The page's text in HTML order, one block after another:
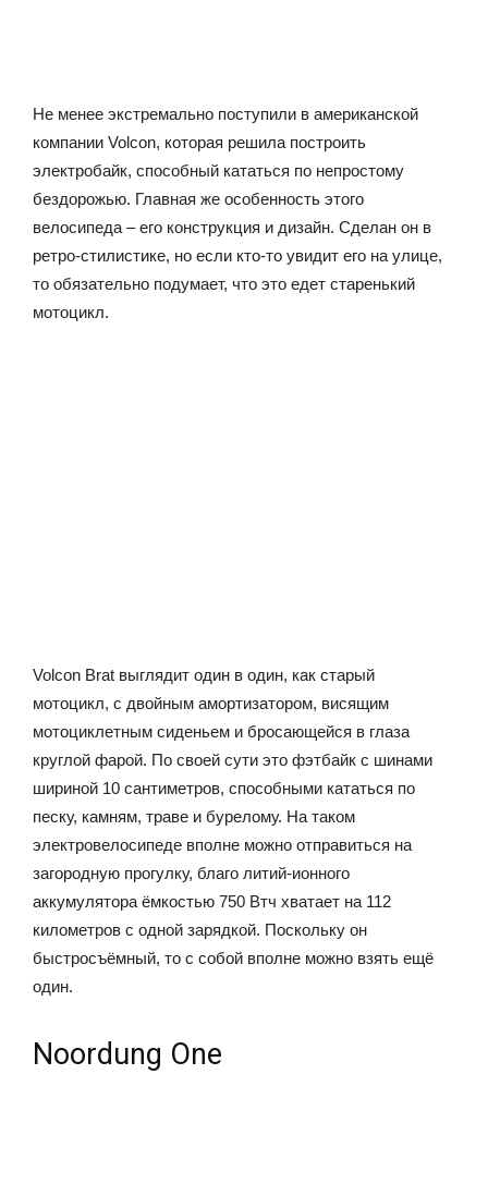
Не менее экстремально поступили в американской
компании Volcon, которая решила построить
электробайк, способный кататься по непростому
бездорожью. Главная же особенность этого
велосипеда – его конструкция и дизайн. Сделан он в
ретро-стилистике, но если кто-то увидит его на улице,
то обязательно подумает, что это едет старенький
мотоцикл.
Volcon Brat выглядит один в один, как старый
мотоцикл, с двойным амортизатором, висящим
мотоциклетным сиденьем и бросающейся в глаза
круглой фарой. По своей сути это фэтбайк с шинами
шириной 10 сантиметров, способными кататься по
песку, камням, траве и бурелому. На таком
электровелосипеде вполне можно отправиться на
загородную прогулку, благо литий-ионного
аккумулятора ёмкостью 750 Втч хватает на 112
километров с одной зарядкой. Поскольку он
быстросъёмный, то с собой вполне можно взять ещё
один.
Noordung One